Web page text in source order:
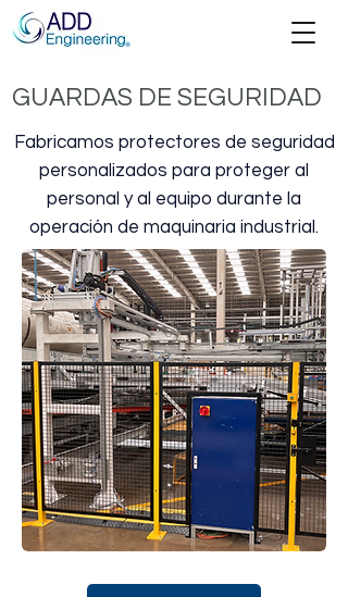
GUARDAS DE SEGURIDAD
Fabricamos protectores de seguridad
personalizados para proteger al
personal y al equipo durante la
operación de maquinaria industrial.